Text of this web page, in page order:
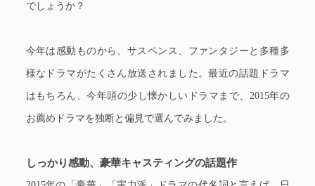
でしょうか？
今年は感動ものから、サスペンス、ファンタジーと多種多
様なドラマがたくさん放送されました。最近の話題ドラマ
はもちろん、今年頭の少し懐かしいドラマまで、2015年の
お薦めドラマを独断と偏見で選んでみました。
しっかり感動、豪華キャスティングの話題作